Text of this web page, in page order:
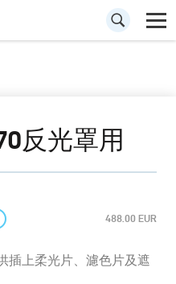
反光罩用
488.00 EUR
插上柔光片、濾色片及遮